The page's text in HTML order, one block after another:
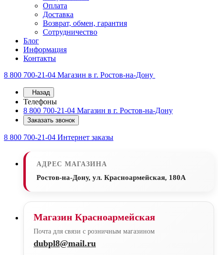
Оплата
Доставка
Возврат, обмен, гарантия
Сотрудничество
Блог
Информация
Контакты
8 800 700-21-04 Магазин в г. Ростов-на-Дону
Назад
Телефоны
8 800 700-21-04 Магазин в г. Ростов-на-Дону
Заказать звонок
8 800 700-21-04 Интернет заказы
АДРЕС МАГАЗИНА
Ростов-на-Дону, ул. Красноармейская, 180А
Магазин Красноармейская
Почта для связи с розничным магазином
dubpl8@mail.ru